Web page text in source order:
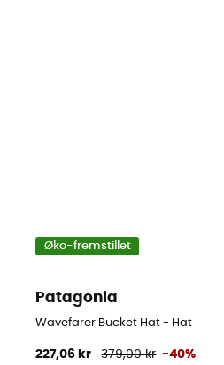
Øko-fremstillet
Patagonia
Wavefarer Bucket Hat - Hat
227,06 kr 379,00 kr -40%